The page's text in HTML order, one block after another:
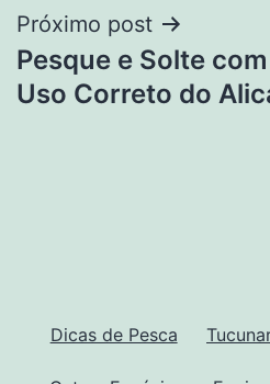
Próximo post
Pesque e Solte
Uso Correto do
Dicas de Pesca